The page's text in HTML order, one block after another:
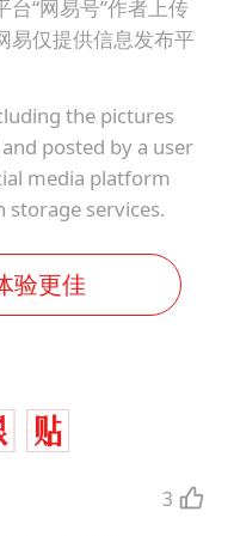
“网易号”作者上传
易仅提供信息发布平
the pictures
posted by a user
media platform
services.
验更佳
3